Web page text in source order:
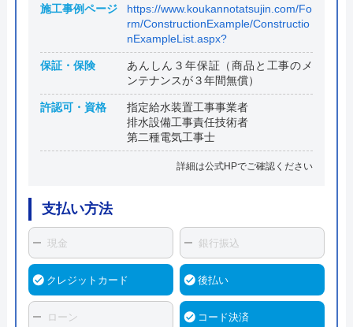
施工事例ページ
https://www.koukannotatsujin.com/Fo
rm/ConstructionExample/Constructio
nExampleList.aspx?
保証・保険
あんしん３年保証（商品と工事のメ
ンテナンスが３年間無償）
許認可・資格
指定給水装置工事事業者
排水設備工事責任技術者
第二種電気工事士
詳細は公式HPでご確認ください
支払い方法
現金 銀行振込
クレジットカード 後払い
ローン コード決済